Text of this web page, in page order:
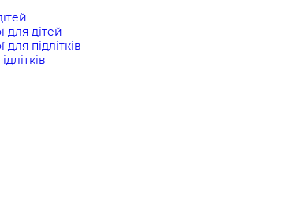
для дітей
для підлітків